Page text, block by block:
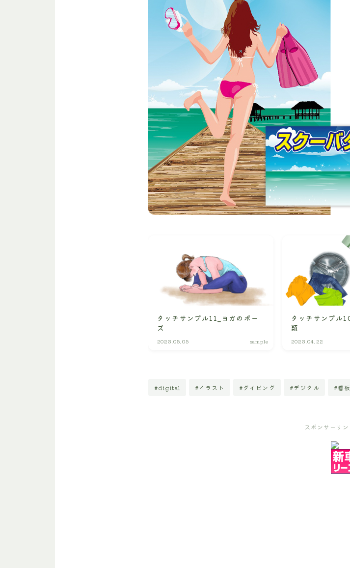
タッチサンプル11_ヨガのポー
ズ
2023.05.05 sample
タッチサンプル
類
2023.04.22
#digital #イラスト #ダイビング #デジタル #看板
スポンサーリン